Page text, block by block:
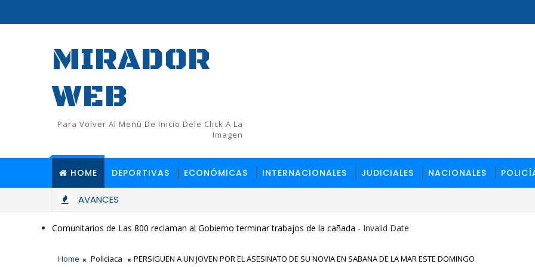
MIRADOR
WEB
Para Volver Al Menù De Inicio Dele Click A La
Imagen
HOME DEPORTIVAS ECONÓMICAS INTERNACIONALES JUDICIALES NACIONALES
AVANCES
Comunitarios de Las 800 reclaman al Gobierno terminar trabajos de la cañada - Invalid Date
Home Policíaca PERSIGUEN A UN JOVEN POR EL ASESINATO DE SU NOVIA EN SABANA DE LA MAR ESTE DOMINGO